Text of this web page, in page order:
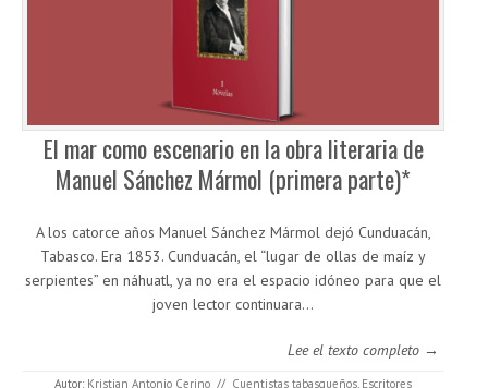
El mar como escenario en la obra literaria de
Manuel Sánchez Mármol (primera parte)*
A los catorce años Manuel Sánchez Mármol dejó Cunduacán,
Tabasco. Era 1853. Cunduacán, el “lugar de ollas de maíz y
serpientes” en náhuatl, ya no era el espacio idóneo para que el
joven lector continuara…
Lee el texto completo →
Autor: Kristian Antonio Cerino // Cuentistas tabasqueños, Escritores